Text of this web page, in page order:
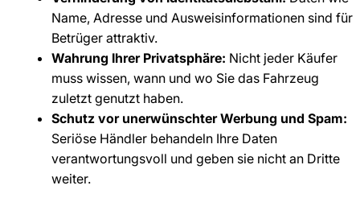
Name, Adresse und Ausweisinformationen sind für
Betrüger attraktiv.
Wahrung Ihrer Privatsphäre: Nicht jeder Käufer
muss wissen, wann und wo Sie das Fahrzeug
zuletzt genutzt haben.
Schutz vor unerwünschter Werbung und Spam:
Seriöse Händler behandeln Ihre Daten
verantwortungsvoll und geben sie nicht an Dritte
weiter.